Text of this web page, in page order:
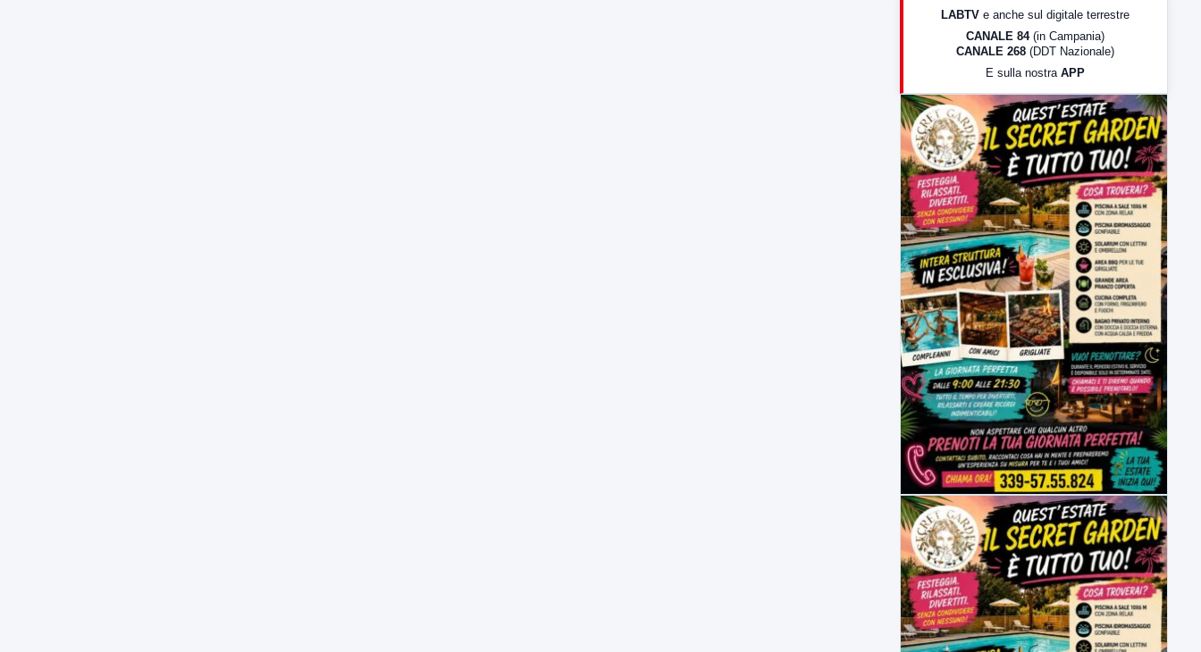
LabNews (Diretta)
23:00 LabNews (replica)
LABTV e anche sul digitale terrestre
CANALE 84 (in Campania)
CANALE 268 (DDT Nazionale)
E sulla nostra APP